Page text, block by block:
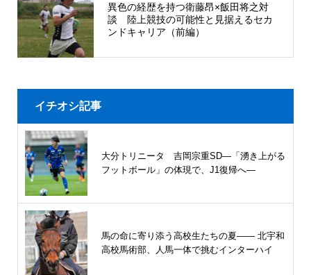
異色の経歴を持つ衛藤昂×飯田将之対
談 陸上競技の可能性と見据えるセカ
ンドキャリア（前編）
イチオシ記事
大分トリニータ 吉岡宗重SD―「湧き上がる
フットボール」の体現で、J1復帰へ―
馬の命に寄り添う高校生たちの夏—— 北宇和
高校馬術部、人馬一体で挑むインターハイ